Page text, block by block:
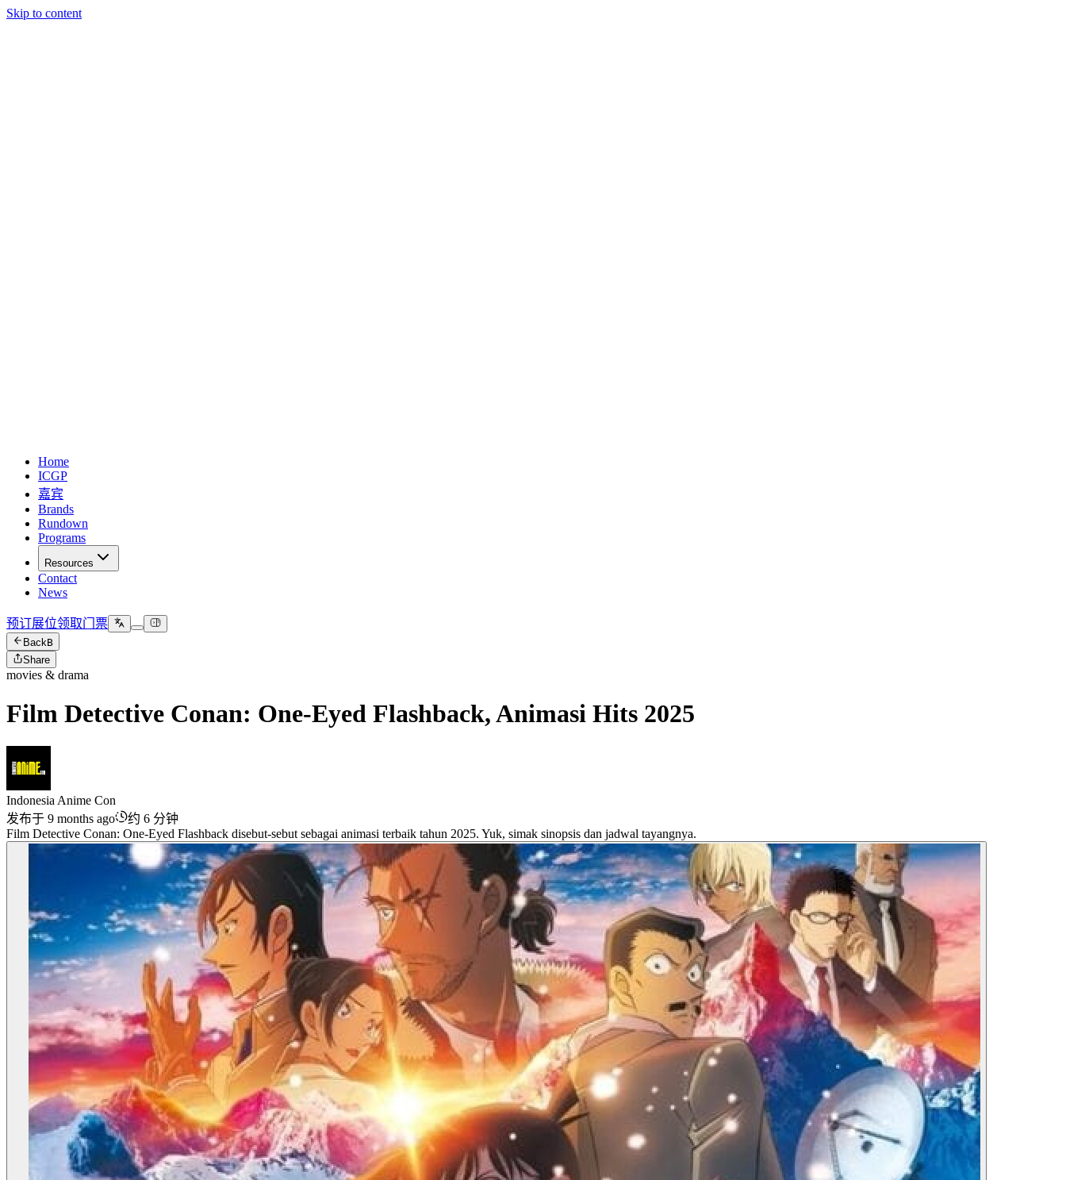
Skip to content
Home
ICGP
嘉宾
Brands
Rundown
Programs
Resources
Contact
News
预订展位领取门票
BackB
Share
movies & drama
Film Detective Conan: One-Eyed Flashback, Animasi Hits 2025
Indonesia Anime Con
发布于 9 months ago
约 6 分钟
Film Detective Conan: One-Eyed Flashback disebut-sebut sebagai animasi terbaik tahun 2025. Yuk, simak sinopsis dan jadwal tayangnya.